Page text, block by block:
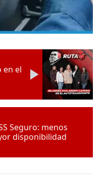
en el
Seguro: menos
disponibilidad